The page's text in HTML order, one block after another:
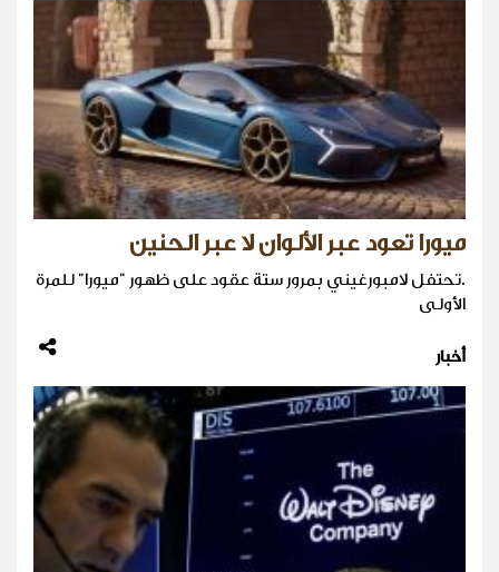
ميورا تعود عبر الألوان لا عبر الحنين
.تحتفل لامبورغيني بمرور ستة عقود على ظهور "ميورا" للمرة
الأولى
أخبار